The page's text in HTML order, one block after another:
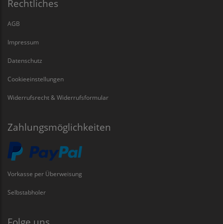
Rechtliches
AGB
Impressum
Datenschutz
Cookieeinstellungen
Widerrufsrecht & Widerrufsformular
Zahlungsmöglichkeiten
Vorkasse per Überweisung
Selbstabholer